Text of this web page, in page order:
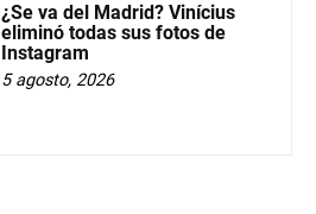
¿Se va del Madrid? Vinícius
eliminó todas sus fotos de
Instagram
5 agosto, 2026